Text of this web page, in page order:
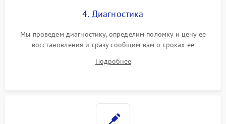
4. Диагностика
Мы проведем диагностику, определим поломку и цену ее
восстановления и сразу сообщим вам о сроках ее
Подробнее